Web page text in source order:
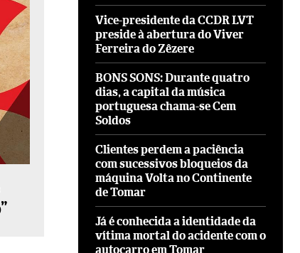
Vice-presidente da CCDR LVT
preside à abertura do Viver
Ferreira do Zêzere
BONS SONS: Durante quatro
dias, a capital da música
portuguesa chama-se Cem
Soldos
Clientes perdem a paciência
com sucessivos bloqueios da
máquina Volta no Continente
de Tomar
Já é conhecida a identidade da
vítima mortal do acidente com o